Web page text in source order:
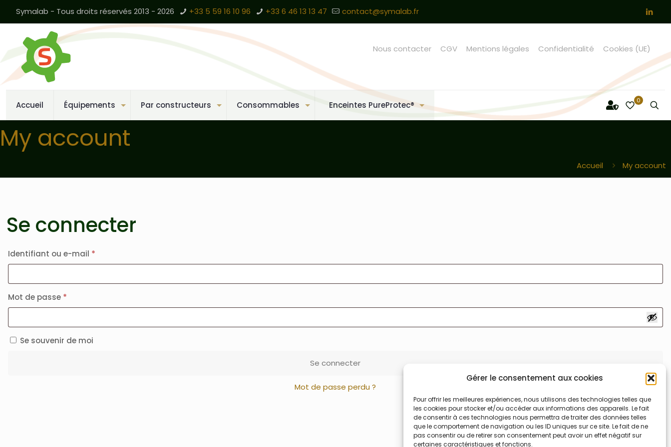
Gérer le consentement aux cookies
Pour offrir les meilleures expériences, nous utilisons des technologies telles que
les cookies pour stocker et/ou accéder aux informations des appareils. Le fait
de consentir à ces technologies nous permettra de traiter des données telles
que le comportement de navigation ou les ID uniques sur ce site. Le fait de ne
pas consentir ou de retirer son consentement peut avoir un effet négatif sur
certaines caractéristiques et fonctions.
Symalab - Tous droits réservés 2013 - 2026 +33 5 59 16 10 96 +33 6 46 13 13 47 contact@symalab.fr
Accueil Équipements Par constructeurs Consommables Enceintes PureProtec®
Nous contacter CGV Mentions légales Confidentialité Cookies (UE)
0
My account
Accueil My account
Se connecter
Identifiant ou e-mail *
Mot de passe *
Se souvenir de moi
Se connecter
Mot de passe perdu ?